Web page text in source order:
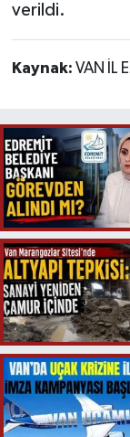
verildi.
Kaynak: VAN İL